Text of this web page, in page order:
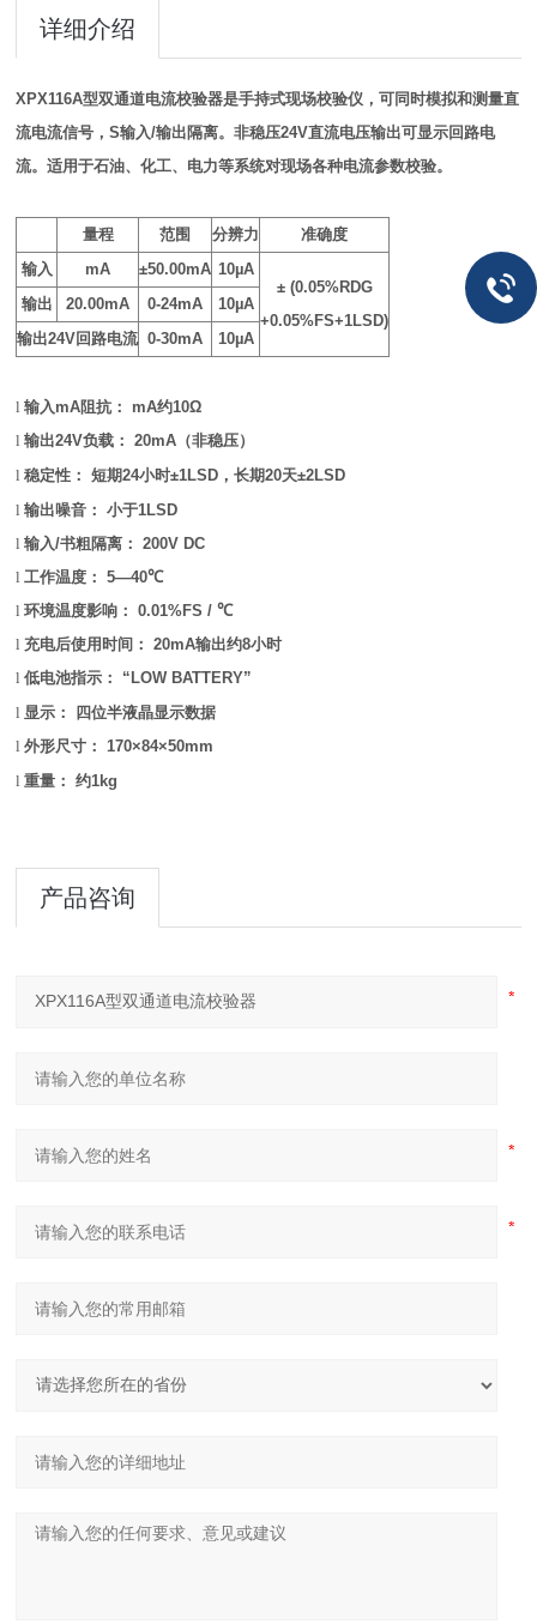
详细介绍
XPX116A型双通道电流校验器是手持式现场校验仪，可同时模拟和测量直
流电流信号，S输入/输出隔离。非稳压24V直流电压输出可显示回路电
流。适用于石油、化工、电力等系统对现场各种电流参数校验。
量程 范围 分辨力
准确度
输入
mA ±50.00mA 10µA
± (0.05%RDG
+0.05%FS+1LSD)
输出 20.00mA 0-24mA
10µA
输出24V回路电流 0-30mA 10µA
l输入mA阻抗： mA约10Ω
l输出24V负载： 20mA （非稳压）
l稳定性： 短期24小时±1LSD ，长期20天±2LSD
l输出噪音： 小于1LSD
l输入/书粗隔离： 200V DC
l工作温度： 5—40℃
l环境温度影响： 0.01%FS / ℃
l 充电后使用时间： 20mA输出约8小时
l低电池指示： “LOW BATTERY”
l显示：
四位半液晶显示数据
l外形尺寸： 170×84×50mm
l重量： 约1kg
产品咨询